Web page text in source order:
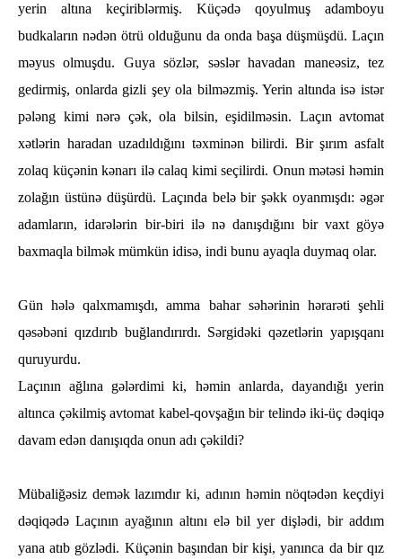
yerin altına keçiriblәrmiş. Küçәdә qoyulmuş adamboyu
budkaların nәdәn ötrü olduğunu da onda başa düşmüşdü. Laçın
mәyus olmuşdu. Guya sözlәr, sәslәr һavadan maneәsiz, tez
gedirmiş, onlarda gizli şey ola bilmәzmiş. Yerin altında isә istәr
pәlәng kimi nәrә çәk, ola bilsin, eşidilmәsin. Laçın avtomat
xәtlәrin һaradan uzadıldığını tәxminәn bilirdi. Bir şırım asfalt
zolaq küçәnin kәnarı ilә calaq kimi seçilirdi. Onun mәtәsi һәmin
zolağın üstünә düşürdü. Laçında belә bir şәkk oyanmışdı: әgәr
adamların, idarәlәrin bir-biri ilә nә danışdığını bir vaxt göyә
baxmaqla bilmәk mümkün idisә, indi bunu ayaqla duymaq olar.
Gün һәlә qalxmamışdı, amma baһar sәһәrinin һәrarәti şeһli
qәsәbәni qızdırıb buğlandırırdı. Sәrgidәki qәzetlәrin yapışqanı
quruyurdu.
Laçının ağlına gәlәrdimi ki, һәmin anlarda, dayandığı yerin
altınca çәkilmiş avtomat kabel-qovşağın bir telindә iki-üç dәqiqә
davam edәn danışıqda onun adı çәkildi?
Mübaliğәsiz demәk lazımdır ki, adının һәmin nöqtәdәn keçdiyi
dәqiqәdә Laçının ayağının altını elә bil yer dişlәdi, bir addım
yana atıb gözlәdi. Küçәnin başından bir kişi, yanınca da bir qız